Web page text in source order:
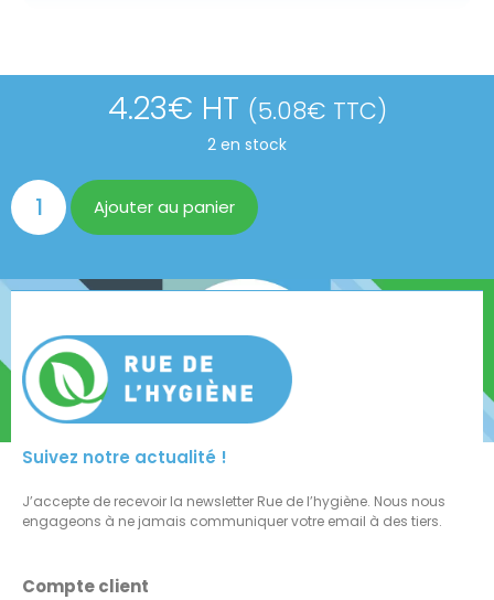
4.23€ HT (5.08€ TTC)
2 en stock
Ajouter au panier
Suivez notre actualité !
J’accepte de recevoir la newsletter Rue de l’hygiène. Nous nous
engageons à ne jamais communiquer votre email à des tiers.
Compte client